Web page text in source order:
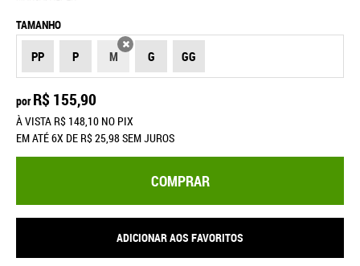
TAMANHO
PP P M G GG
por R$ 155,90
À VISTA R$ 148,10 NO PIX
EM ATÉ6X DE R$ 25,98SEM JUROS
COMPRAR
ADICIONAR AOS FAVORITOS